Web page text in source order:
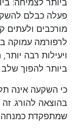
ביותר לצמיחה:
פעלה כבלם
מורכבים ולעתים
לרפורמה עמוקה
ויעילות רבה
ביותר להפוך
כי השקעה אינה
בהוצאה להורג. זה
שמתפקדת כמנחה